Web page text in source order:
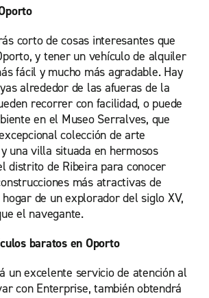
corto de cosas interesantes que
y tener un vehículo de alquiler
fácil y mucho más agradable. Hay
alrededor de las afueras de la
recorrer con facilidad, o puede
en el Museo Serralves, que
colección de arte
una villa situada en hermosos
distrito de Ribeira para conocer
más atractivas de
de un explorador del siglo XV,
el navegante.
baratos en Oporto
un excelente servicio de atención al
con Enterprise, también obtendrá